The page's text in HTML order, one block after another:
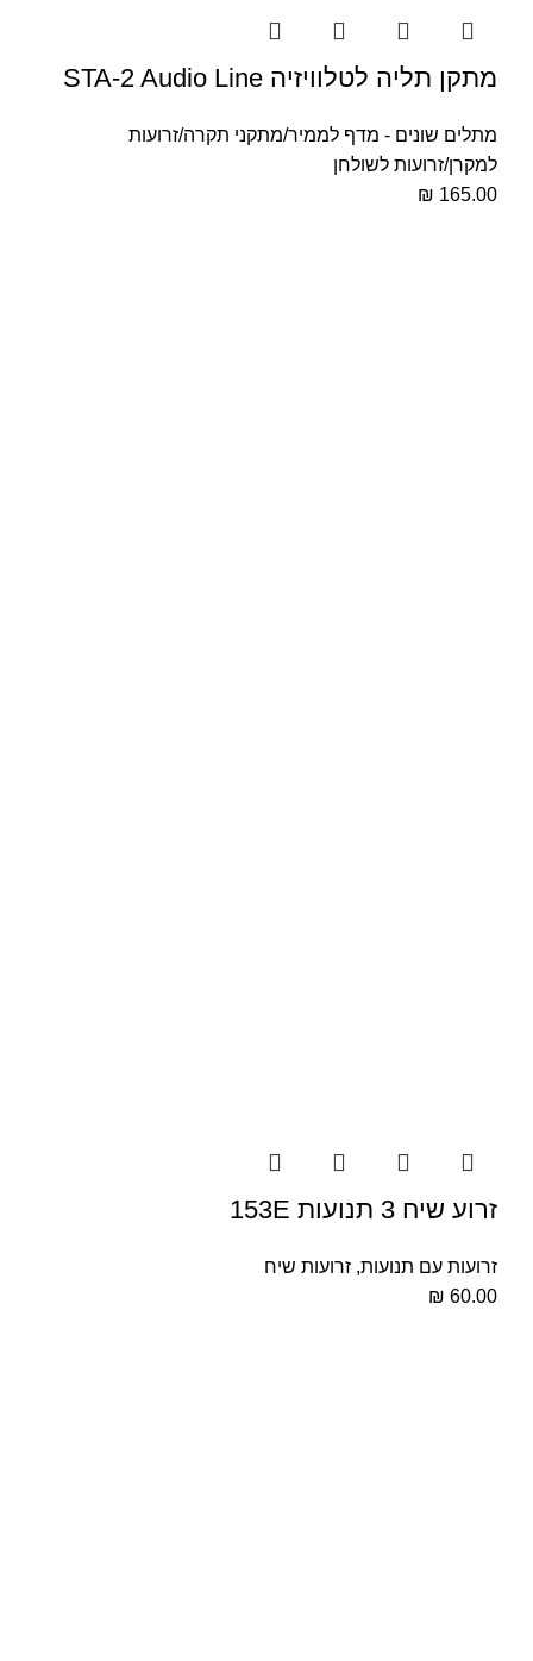
‏מתקן תליה לטלוויזיה STA-2 Audio Line
מתלים שונים - מדף לממיר/מתקני תקרה/זרועות
למקרן/זרועות לשולחן
₪ 165.00
זרוע שיח 3 תנועות 153E
זרועות עם תנועות, זרועות שיח
₪ 60.00